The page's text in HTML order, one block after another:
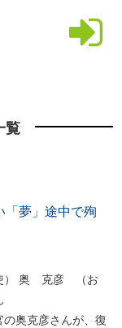
覧
「夢」途中で殉
） 奥 克彦 （お
奥克彦さんが、復